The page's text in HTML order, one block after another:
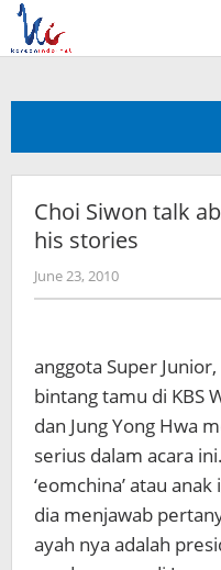
Skip
content
Choi Siwon talk
his stories
June 23, 2010by
Koreanindo
anggota Super
bintang tamu di KBS
dan Jung Yong Hwa
serius dalam acara
‘eomchina’ atau
dia menjawab
ayah nya adalah